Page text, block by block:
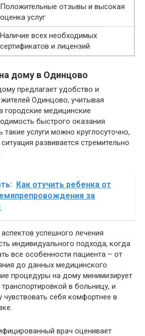
Положительные отзывы и высокая
оценка услуг
Наличие всех необходимых
сертификатов и лицензий
дому в Одинцово
предлагает удобство и
Одинцово, учитывая
городские медицинские
быстрого оказания
услуги можно круглосуточно,
развивается стремительно
Как отучить ребенка от
за
успешного лечения
индивидуального подхода, когда
все особенности пациента – от
до данных медицинского
процедуры на дому минимизирует
в больницу, и
себя комфортнее в
врач оценивает